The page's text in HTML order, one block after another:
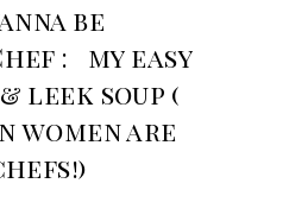
be
: my easy
leek soup (
women are